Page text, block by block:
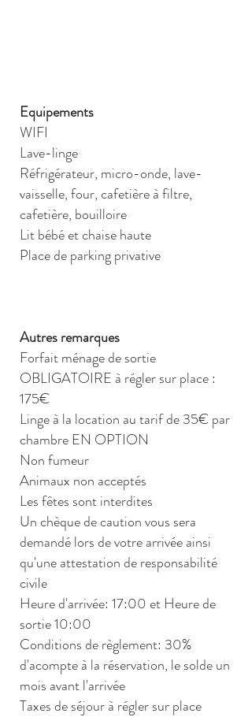
Equipements
WIFI
Lave-linge
Réfrigérateur, micro-onde, lave-
vaisselle, four, cafetière à filtre,
cafetière, bouilloire
Lit bébé et chaise haute
Place de parking privative
Autres remarques
Forfait ménage de sortie
OBLIGATOIRE à régler sur place :
175€
Linge à la location au tarif de 35€ par
chambre EN OPTION
Non fumeur
Animaux non acceptés
Les fêtes sont interdites
Un chèque de caution vous sera
demandé lors de votre arrivée ainsi
qu'une attestation de responsabilité
civile
Heure d'arrivée: 17:00 et Heure de
sortie 10:00
Conditions de règlement: 30%
d'acompte à la réservation, le solde un
mois avant l'arrivée
Taxes de séjour à régler sur place